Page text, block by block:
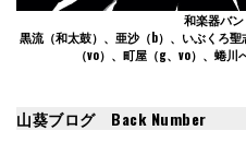
和楽器バン
黒流（和太鼓）、亜沙（b）、いぶくろ
（vo）、町屋（g、vo）、蜷川
山葵ブログ Back Number